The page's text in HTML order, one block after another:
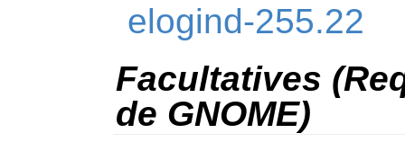
elogind-255.22
Facultatives
de GNOME)